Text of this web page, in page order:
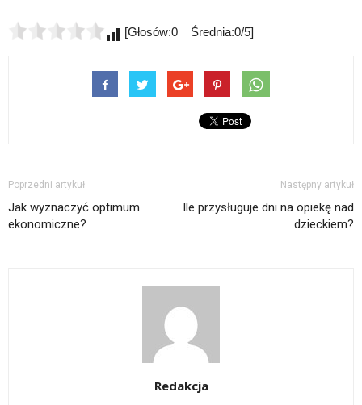
[Głosów:0 Średnia:0/5]
Poprzedni artykuł
Jak wyznaczyć optimum
ekonomiczne?
Następny artykuł
Ile przysługuje dni na opiekę nad
dzieckiem?
Redakcja